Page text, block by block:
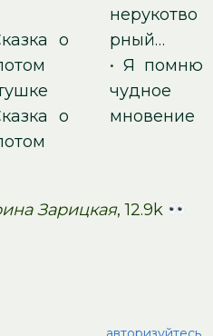
о
о
нерукотво
рный…
•Я помню
чудное
мновение
Зарицкая, 12.9k